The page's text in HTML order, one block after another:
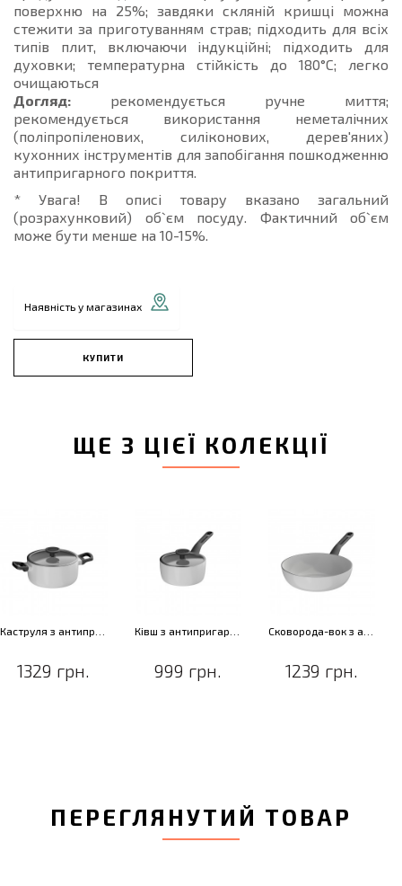
поверхню на 25%; завдяки скляній кришці можна
стежити за приготуванням страв; підходить для всіх
типів плит, включаючи індукційні; підходить для
духовки; температурна стійкість до 180°C; легко
очищаються
Догляд: рекомендується ручне миття;
рекомендується використання неметалічних
(поліпропіленових, силіконових, дерев'яних)
кухонних інструментів для запобігання пошкодженню
антипригарного покриття.
* Увага! В описі товару вказано загальний
(розрахунковий) об`єм посуду. Фактичний об`єм
може бути менше на 10-15%.
Наявність у магазинах
КУПИТИ
ЩЕ З ЦІЄЇ КОЛЕКЦІЇ
1329 грн. 999 грн. 1239 грн.
ПЕРЕГЛЯНУТИЙ ТОВАР